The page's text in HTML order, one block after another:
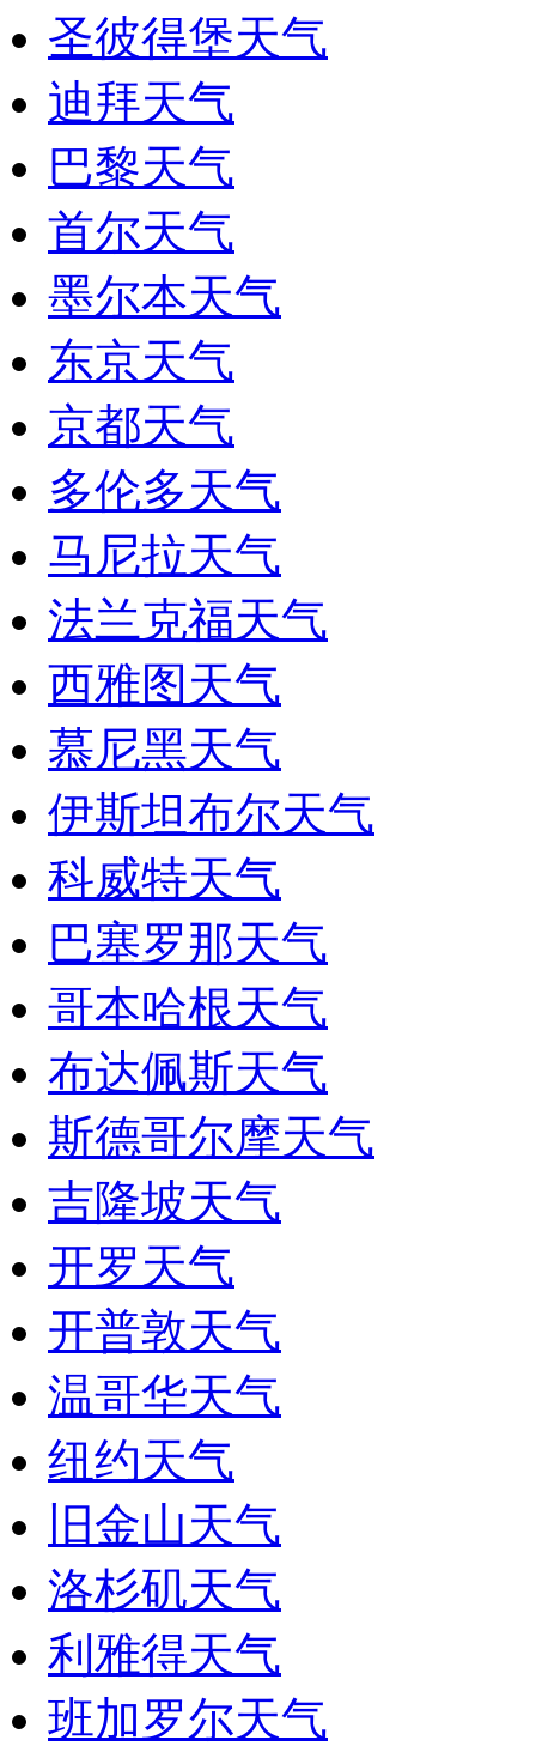
圣彼得堡天气
迪拜天气
巴黎天气
首尔天气
墨尔本天气
东京天气
京都天气
多伦多天气
马尼拉天气
法兰克福天气
西雅图天气
慕尼黑天气
伊斯坦布尔天气
科威特天气
巴塞罗那天气
哥本哈根天气
布达佩斯天气
斯德哥尔摩天气
吉隆坡天气
开罗天气
开普敦天气
温哥华天气
纽约天气
旧金山天气
洛杉矶天气
利雅得天气
班加罗尔天气